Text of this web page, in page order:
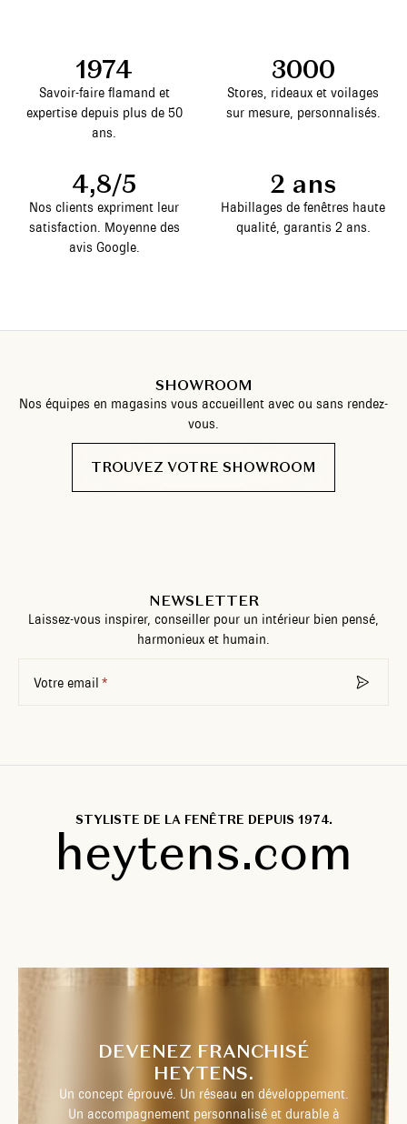
1974
Savoir-faire flamand et
expertise depuis plus de 50
ans.
3000
Stores, rideaux et voilages
sur mesure, personnalisés.
4,8/5
Nos clients expriment leur
satisfaction. Moyenne des
avis Google.
2 ans
Habillages de fenêtres haute
qualité, garantis 2 ans.
SHOWROOM
Nos équipes en magasins vous accueillent avec ou sans rendez-
vous.
TROUVEZ VOTRE SHOWROOM
NEWSLETTER
Laissez-vous inspirer, conseiller pour un intérieur bien pensé,
harmonieux et humain.
Votre email
STYLISTE DE LA FENÊTRE DEPUIS 1974.
heytens.com
DEVENEZ FRANCHISÉ
HEYTENS.
Un concept éprouvé. Un réseau en développement.
Un accompagnement personnalisé et durable à